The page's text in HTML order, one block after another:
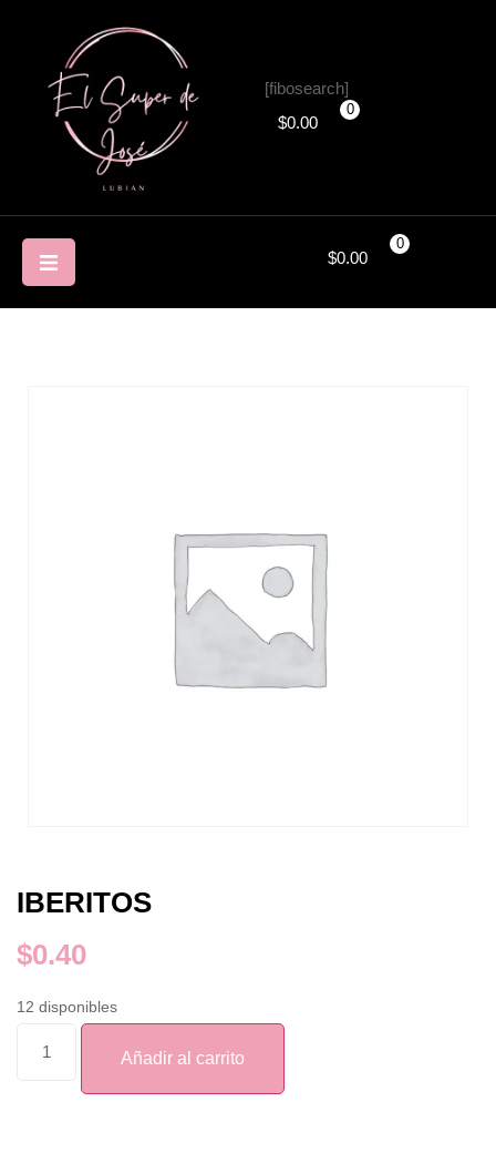
[fibosearch]
$0.00
0
$0.00
0
IBERITOS
$0.40
12 disponibles
Añadir al carrito